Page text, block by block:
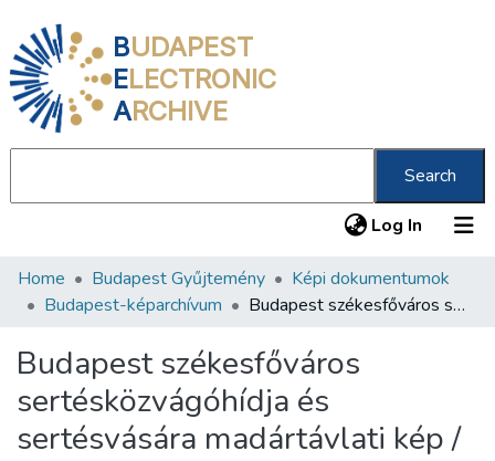
BUDAPEST
ELECTRONIC
ARCHIVE
Search
Log In (current)
Communities & Collections
Statistics
About us
Home Budapest Gyűjtemény
Képi dokumentumok
Budapest-képarchívum
Budapest székesfőváros sertésközvágóhídja és sertésvására madártávlati kép /
Budapest székesfőváros
sertésközvágóhídja és
sertésvására madártávlati kép /